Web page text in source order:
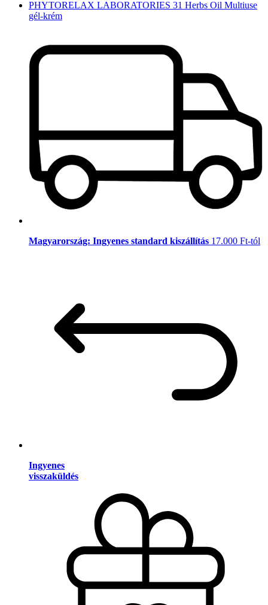
PHYTORELAX LABORATORIES 31 Herbs Oil Multiuse
gél-krém
Magyarország: Ingyenes standard kiszállítás 17.000 Ft-tól
Ingyenes
visszaküldés